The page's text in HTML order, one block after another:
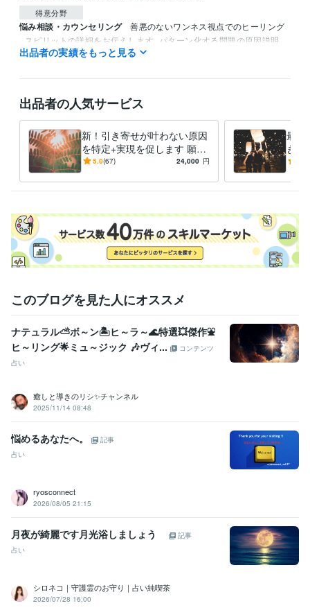
得意分野
悩み相談・カウンセリング
善悪のないワンネス視点でのヒーリング
スピリットの詳細をお伝えします
パターン化する問題の原因説明、
解決方法 海外から最新情報と脳科学の知識で
英語 ビジネスレベル
出品者の実績をもっと見る
出品者の人気サービス
新！引き寄せが叶わない原因
を特定+実現を促します 願望
実現を加速✷滞りを外し、理
5.0(67) 24,000 円
最新
き、
と
す
このブログを見た人にオススメ
ナテュラル⛅ボ～ン🏝️ヒ～ラ～🌊特選💥傑作⛲
ヒ～リング🌟ミュ～ジック 🎶ヴィ...
コンテンツ
占い
癒しと導きのリシ✨チャンネル
2025/11/14 08:48
悩めるあなたへ。
記事
占い
ryosconnect
2026/08/05 21:15
月夜が綺麗です月光浴しましょう
記事
占い
シロネコ｜守護霊のお守り｜占い純喫茶
2026/07/28 16:00